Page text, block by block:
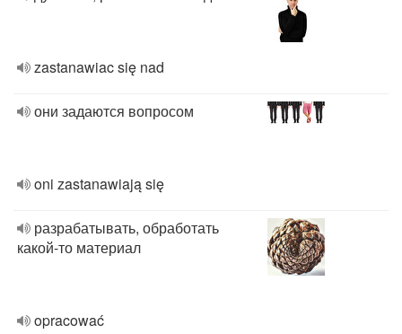
zastanawiac się nad
они задаются вопросом
oni zastanawiają się
разрабатывать, обработать
какой-то материал
opracować